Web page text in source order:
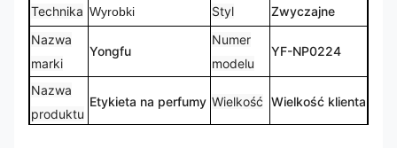
Technika Wyrobki Styl
Zwyczajne
Nazwa
marki
Yongfu
Numer
modelu
YF-NP0224
Nazwa
produktu
Etykieta na perfumy Wielkość Wielkość klienta